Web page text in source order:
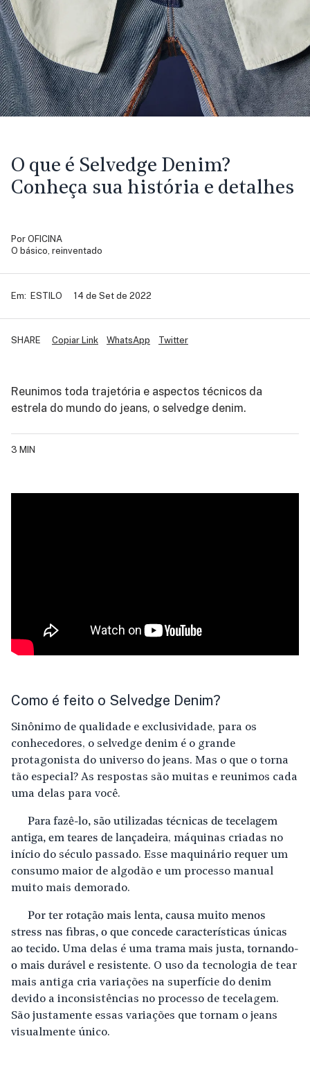
O que é Selvedge Denim?
Conheça sua história e detalhes
Por OFICINA
O básico, reinventado
Em: ESTILO 14 de Set de 2022
Copiar Link WhatsApp Twitter
SHARE
Reunimos toda trajetória e aspectos técnicos da
estrela do mundo do jeans, o selvedge denim.
3 MIN
Como é feito o Selvedge Denim?
Sinônimo de qualidade e exclusividade, para os
conhecedores, o selvedge denim é o grande
protagonista do universo do jeans. Mas o que o torna
tão especial? As respostas são muitas e reunimos cada
uma delas para você.
Para fazê-lo, são utilizadas técnicas de tecelagem
antiga, em teares de lançadeira, máquinas criadas no
início do século passado. Esse maquinário requer um
consumo maior de algodão e um processo manual
muito mais demorado.
Por ter rotação mais lenta, causa muito menos
stress nas fibras, o que concede características únicas
ao tecido. Uma delas é uma trama mais justa, tornando-
o mais durável e resistente. O uso da tecnologia de tear
mais antiga cria variações na superfície do denim
devido a inconsistências no processo de tecelagem.
São justamente essas variações que tornam o jeans
visualmente único.